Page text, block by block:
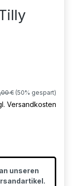
Preis:
€ (50% gespart)
Versandkosten
unseren